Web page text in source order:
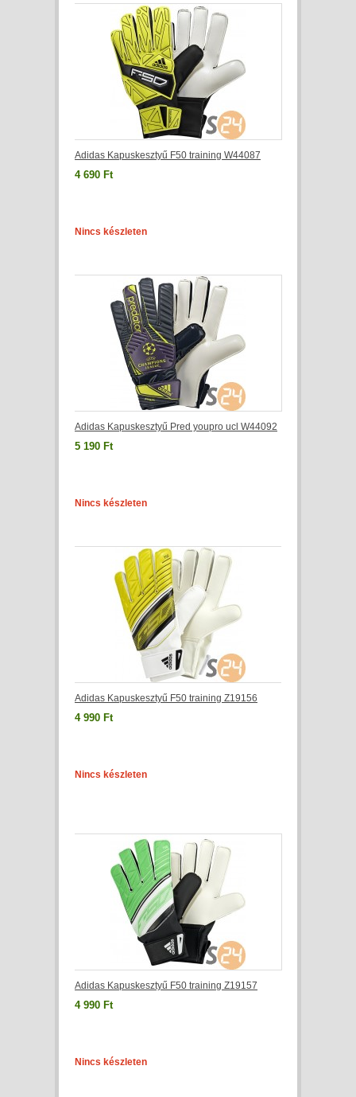
Adidas Kapuskesztyű F50 training W44087
4 690 Ft
Nincs készleten
Adidas Kapuskesztyű Pred youpro ucl W44092
5 190 Ft
Nincs készleten
Adidas Kapuskesztyű F50 training Z19156
4 990 Ft
Nincs készleten
Adidas Kapuskesztyű F50 training Z19157
4 990 Ft
Nincs készleten